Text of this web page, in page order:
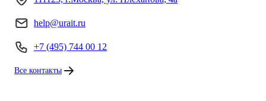
help@urait.ru
+7 (495) 744 00 12
Все контакты